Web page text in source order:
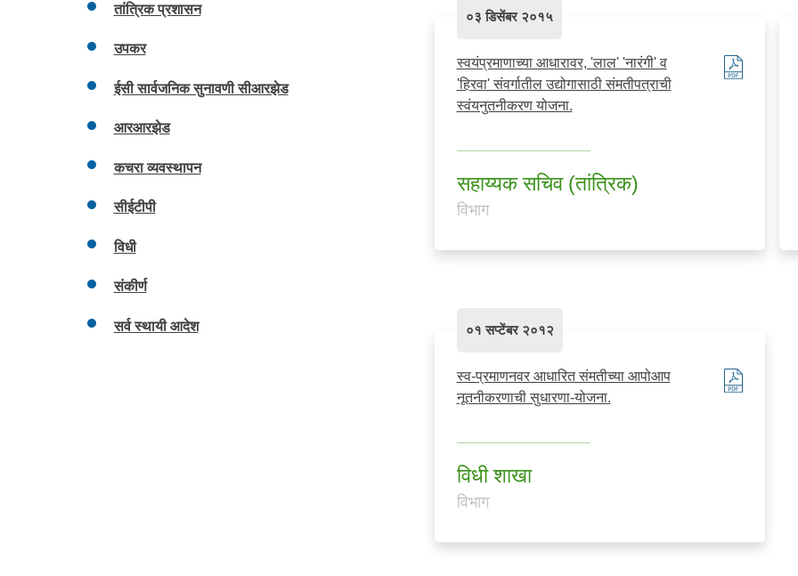
०३ डिसेंबर २०१५
स्वयंप्रमाणाच्या आधारावर, 'लाल' 'नारंगी' व
'हिरवा' संवर्गातील उद्योगासाठी संमतीपत्राची
स्वंयनुतनीकरण योजना.
सहाय्यक सचिव (तांत्रिक)
विभाग
०१ सप्टेंबर २०१२
स्व-प्रमाणनवर आधारित संमतीच्या आपोआप
नूतनीकरणाची सुधारणा-योजना.
विधी शाखा
विभाग
तांत्रिक प्रशासन
उपकर
ईसी सार्वजनिक सुनावणी सीआरझेड
आरआरझेड
कचरा व्यवस्थापन
सीईटीपी
विधी
संकीर्ण
सर्व स्थायी आदेश